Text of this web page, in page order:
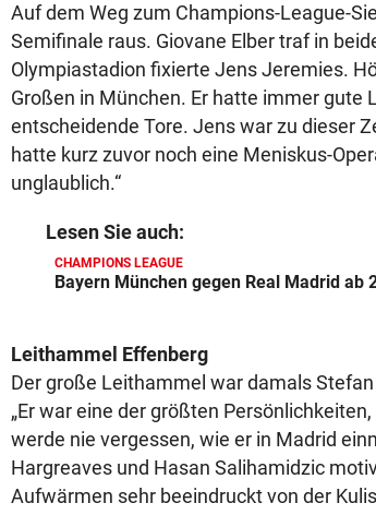
Auf dem Weg zum Champions-League-
Semifinale raus. Giovane Elber traf in
Olympiastadion fixierte Jens Jeremies.
Großen in München. Er hatte immer gute
entscheidende Tore. Jens war zu dieser
hatte kurz zuvor noch eine Meniskus-
unglaublich.“
Lesen Sie auch:
CHAMPIONS LEAGUE
Bayern München gegen Real Madrid ab
Leithammel Effenberg
Der große Leithammel war damals
„Er war eine der größten
werde nie vergessen, wie er in Madrid
Hargreaves und Hasan Salihamidzic
Aufwärmen sehr beeindruckt von der